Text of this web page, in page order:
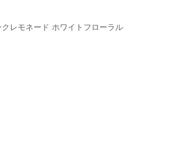
レモネード ホワイトフローラル